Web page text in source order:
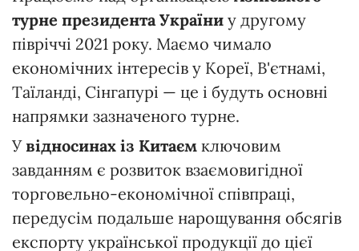
турне президента України у другому
півріччі 2021 року. Маємо чимало
економічних інтересів у Кореї, В'єтнамі,
Таїланді, Сінгапурі — це і будуть основні
напрямки зазначеного турне.
Увідносинах із Китаєм ключовим
завданням є розвиток взаємовигідної
торговельно-економічної співпраці,
передусім подальше нарощування обсягів
експорту української продукції до цієї